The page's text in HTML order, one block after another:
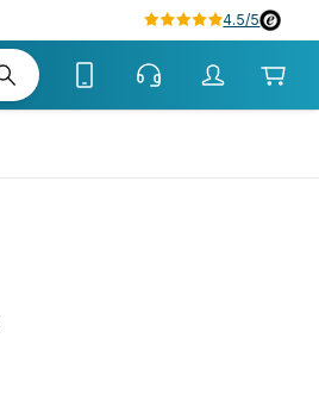
4.5/5